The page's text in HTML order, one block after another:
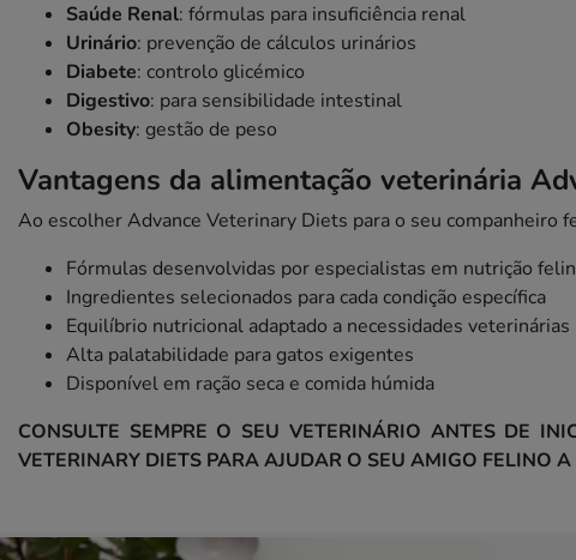
Saúde Renal: fórmulas para insuficiência renal
Urinário: prevenção de cálculos urinários
Diabete: controlo glicémico
Digestivo: para sensibilidade intestinal
Obesity: gestão de peso
Vantagens da alimentação veterinária
Ao escolher Advance Veterinary Diets para o seu companheiro
Fórmulas desenvolvidas por especialistas em nutrição
Ingredientes selecionados para cada condição específica
Equilíbrio nutricional adaptado a necessidades veterinárias
Alta palatabilidade para gatos exigentes
Disponível em ração seca e comida húmida
CONSULTE SEMPRE O SEU VETERINÁRIO ANTES DE
VETERINARY DIETS PARA AJUDAR O SEU AMIGO FELINO